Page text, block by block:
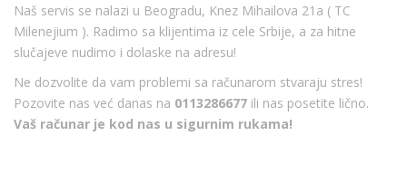
Naš servis se nalazi u Beogradu, Knez Mihailova 21a ( TC
Milenejium ). Radimo sa klijentima iz cele Srbije, a za hitne
slučajeve nudimo i dolaske na adresu!
Ne dozvolite da vam problemi sa računarom stvaraju stres!
Pozovite nas već danas na 0113286677 ili nas posetite lično.
Vaš računar je kod nas u sigurnim rukama!